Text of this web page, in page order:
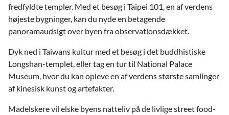
fredfyldte templer. Med et besøg i Taipei 101, en af verdens
højeste bygninger, kan du nyde en betagende
panoramaudsigt over byen fra observationsdækket.
Dyk ned i Taiwans kultur med et besøg i det buddhistiske
Longshan-templet, eller tag en tur til National Palace
Museum, hvor du kan opleve en af verdens største samlinger
af kinesisk kunst og artefakter.
Madelskere vil elske byens natteliv på de livlige street food-